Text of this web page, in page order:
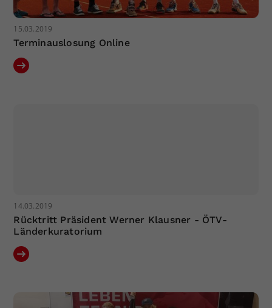
15.03.2019
Terminauslosung Online
14.03.2019
Rücktritt Präsident Werner Klausner - ÖTV-
Länderkuratorium